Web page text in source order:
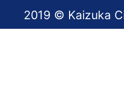
2019 © Kaizuka